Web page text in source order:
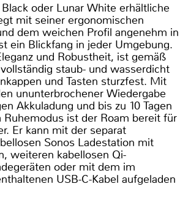
oder Lunar White erhältliche
mit seiner ergonomischen
dem weichen Profil angenehm in
ein Blickfang in jeder Umgebung.
und Robustheit, ist gemäß
staub- und wasserdicht
und Tasten sturzfest. Mit
ununterbrochener Wiedergabe
Akkuladung und bis zu 10 Tagen
ist der Roam bereit für
Er kann mit der separat
Sonos Ladestation mit
weiteren kabellosen Qi-
oder mit dem im
USB-C-Kabel aufgeladen